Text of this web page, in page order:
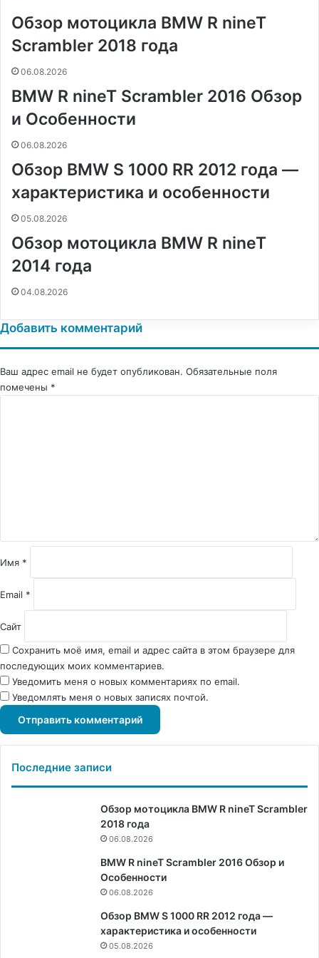
o
e
t
к
е
а
с
g
r
g p a
m
т
Обзор мотоцикла BMW R nineT
Scrambler 2018 года
06.08.2026
BMW R nineT Scrambler 2016 Обзор
и Особенности
06.08.2026
Обзор BMW S 1000 RR 2012 года —
характеристика и особенности
05.08.2026
Обзор мотоцикла BMW R nineT
2014 года
04.08.2026
Добавить комментарий
Ваш адрес email не будет опубликован. Обязательные поля
помечены *
и
й
Имя *
Email *
Сайт
Сохранить моё имя, email и адрес сайта в этом браузере для
последующих моих комментариев.
Уведомить меня о новых комментариях по email.
Уведомлять меня о новых записях почтой.
Последние записи
Обзор мотоцикла BMW R nineT Scrambler
2018 года
06.08.2026
BMW R nineT Scrambler 2016 Обзор и
Особенности
06.08.2026
Обзор BMW S 1000 RR 2012 года —
характеристика и особенности
05.08.2026